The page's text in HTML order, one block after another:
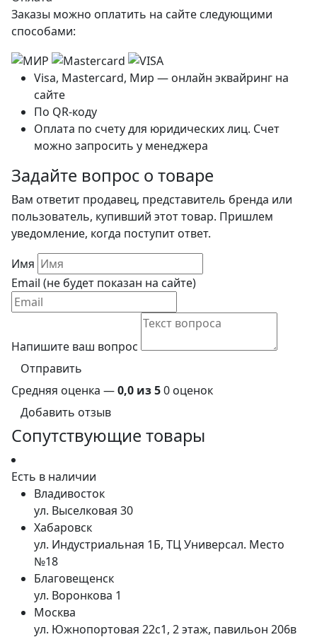
Заказы можно оплатить на сайте следующими
способами:
Visa, Mastercard, Мир — онлайн эквайринг на
сайте
По QR-коду
Оплата по счету для юридических лиц. Счет
можно запросить у менеджера
Задайте вопрос о товаре
Вам ответит продавец, представитель бренда или
пользователь, купивший этот товар. Пришлем
уведомление, когда поступит ответ.
Имя
Email (не будет показан на сайте)
Напишите ваш вопрос
Отправить
Средняя оценка —0,0 из 50 оценок
Добавить отзыв
Сопутствующие товары
Есть в наличии
Владивосток
ул. Выселковая 30
Хабаровск
ул. Индустриальная 1Б, ТЦ Универсал. Место
№18
Благовещенск
ул. Воронкова 1
Москва
ул. Южнопортовая 22с1, 2 этаж, павильон 206в